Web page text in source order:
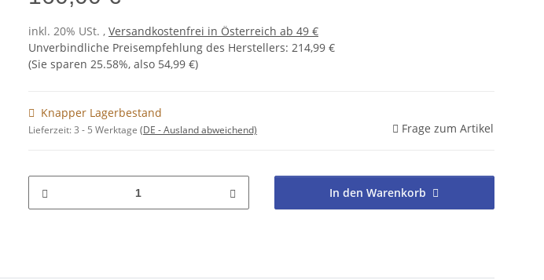
inkl. 20% USt. , Versandkostenfrei in Österreich ab 49 €
Unverbindliche Preisempfehlung des Herstellers: 214,99 €
(Sie sparen 25.58%, also 54,99 €)
Knapper Lagerbestand
Lieferzeit:3 - 5 Werktage (DE - Ausland abweichend) Frage zum Artikel
In den Warenkorb